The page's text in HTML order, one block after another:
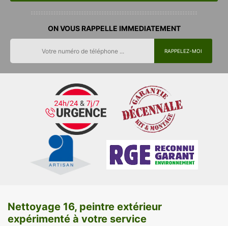
ON VOUS RAPPELLE IMMEDIATEMENT
Nettoyage 16, peintre extérieur
expérimenté à votre service